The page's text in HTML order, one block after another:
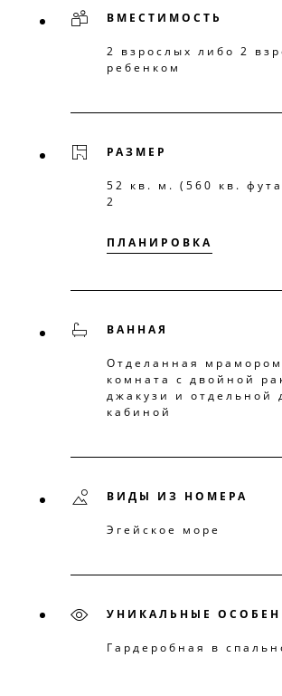
ВМЕСТИМОСТЬ
2 взрослых либо 2
ребенком
РАЗМЕР
52 кв. м. (560 кв.
2
ПЛАНИРОВКА
ВАННАЯ
Отделанная
комната с двойной
джакузи и отдельной
кабиной
ВИДЫ ИЗ НОМЕРА
Эгейское море
УНИКАЛЬНЫЕ
Гардеробная в